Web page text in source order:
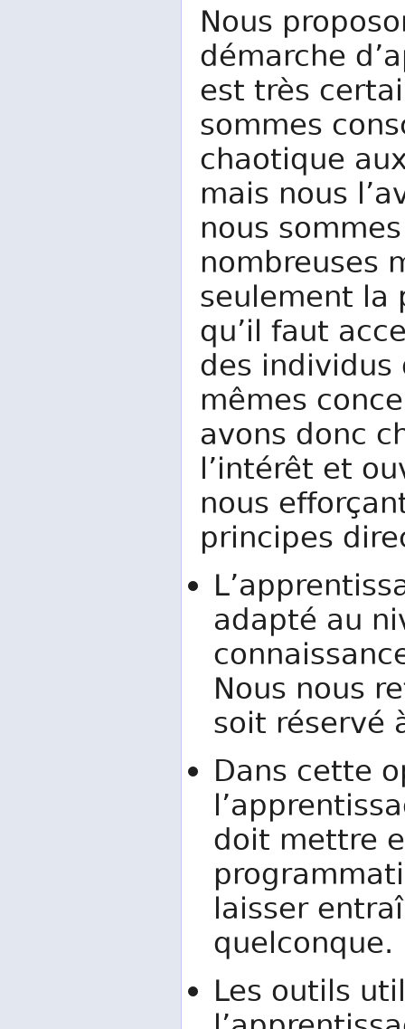
Nous
démarche
est très
sommes
chaotique
mais nous
nous
nombreuses
seulement la
qu’il faut
des individus
mêmes
avons donc
l’intérêt et
nous
principes
adapté au
Nous nous
soit réservé
Dans cette
doit mettre
laisser
quelconque.
Les outils